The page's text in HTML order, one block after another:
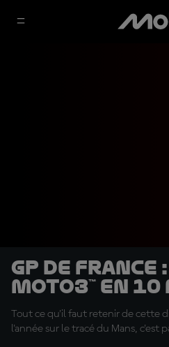
GP de France
Moto3™ en 10
Tout ce qu'il faut retenir de cette
l'année sur le tracé du Mans, c'est